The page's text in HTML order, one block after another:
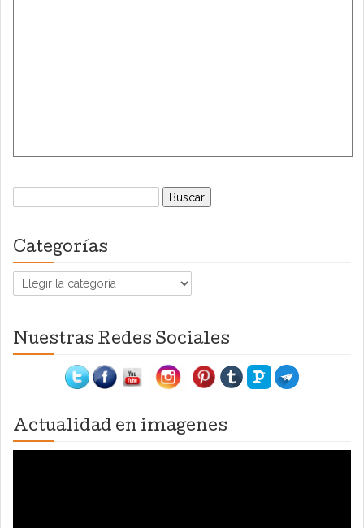
Buscar:
Categorías
Categorías
Nuestras Redes Sociales
Actualidad en imagenes